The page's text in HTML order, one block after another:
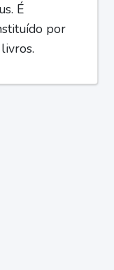
É
por